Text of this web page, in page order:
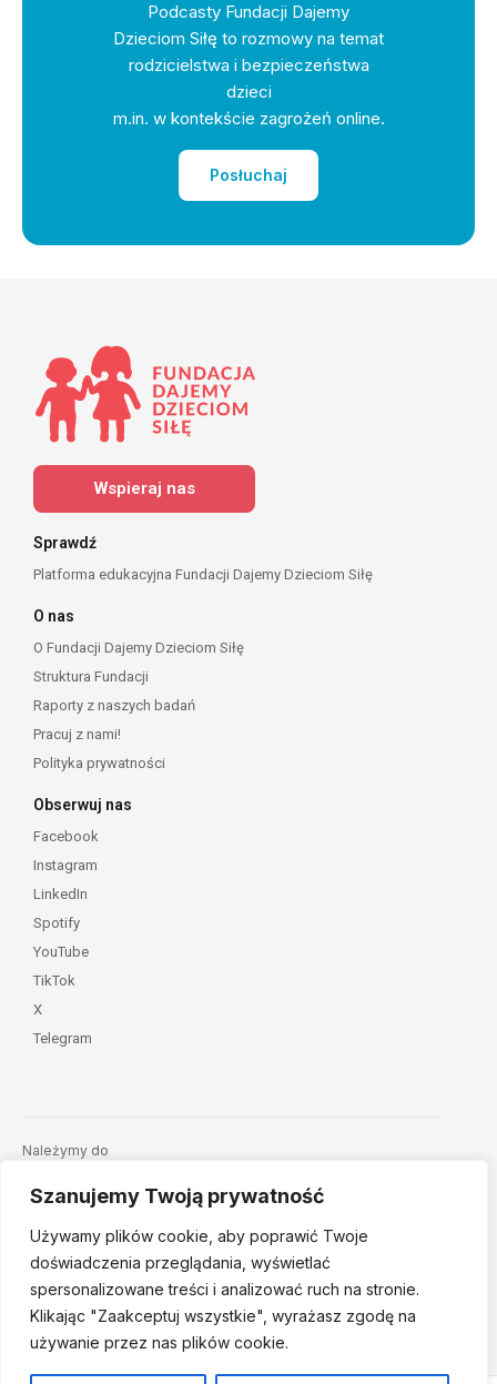
Szanujemy Twoją prywatność
Używamy plików cookie, aby poprawić Twoje
doświadczenia przeglądania, wyświetlać
spersonalizowane treści i analizować ruch na stronie.
Klikając "Zaakceptuj wszystkie", wyrażasz zgodę na
używanie przez nas plików cookie.
Podcasty Fundacji Dajemy
Dzieciom Siłę to rozmowy na temat
rodzicielstwa i bezpieczeństwa
dzieci
m.in. w kontekście zagrożeń online.
Posłuchaj
Wspieraj nas
Sprawdź
Platforma edukacyjna Fundacji Dajemy Dzieciom Siłę
O nas
O Fundacji Dajemy Dzieciom Siłę
Struktura Fundacji
Raporty z naszych badań
Pracuj z nami!
Polityka prywatności
Obserwuj nas
Facebook
Instagram
LinkedIn
Spotify
YouTube
TikTok
X
Telegram
Należymy do
© 2026 Fundacja Dajemy Dzieciom Siłę • Projekt: nordmind.pl